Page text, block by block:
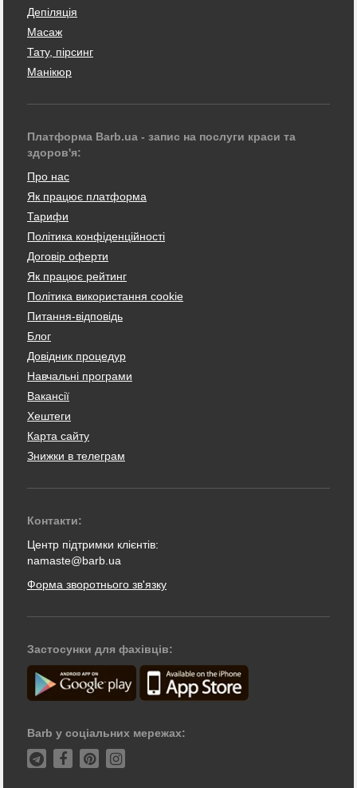
Депіляція
Масаж
Тату, пірсинг
Манікюр
Платформа Barb.ua - запис на послуги краси та
здоров'я:
Про нас
Як працює платформа
Тарифи
Політика конфіденційності
Договір оферти
Як працює рейтинг
Політика використання cookie
Питання-відповідь
Блог
Довідник процедур
Навчальні програми
Вакансії
Хештеги
Карта сайту
Знижки в телеграм
Контакти:
Центр підтримки клієнтів:
namaste@barb.ua
Форма зворотнього зв'язку
Застосунки для фахівців:
Barb у соціальних мережах: